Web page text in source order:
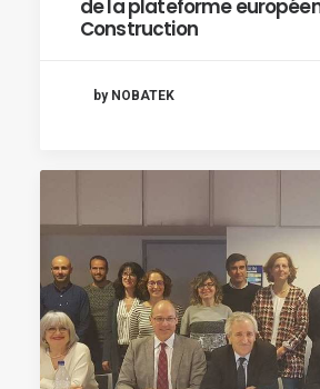
de la plateforme
Construction
by NOBATEK